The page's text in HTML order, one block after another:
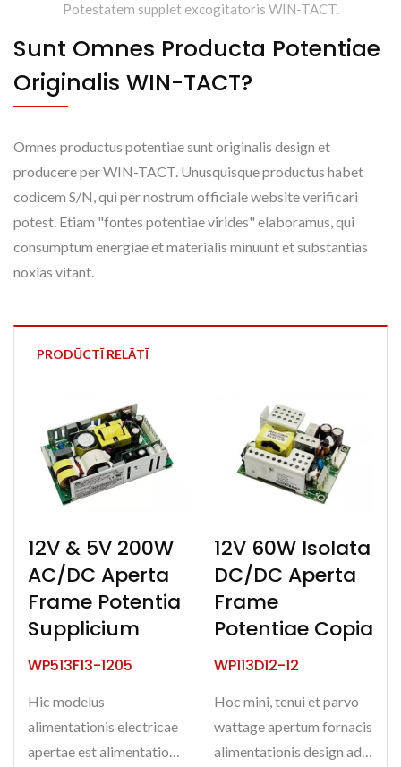
Potestatem supplet excogitatoris WIN-TACT.
Sunt Omnes Producta Potentiae
Originalis WIN-TACT?
Omnes productus potentiae sunt originalis design et
producere per WIN-TACT. Unusquisque productus habet
codicem S/N, qui per nostrum officiale website verificari
potest. Etiam "fontes potentiae virides" elaboramus, qui
consumptum energiae et materialis minuunt et substantias
noxias vitant.
PRODŪCTĪ RELĀTĪ
12V & 5V 200W
AC/DC Aperta
Frame Potentia
Supplicium
WP513F13-1205
Hic modelus
alimentationis electricae
apertae est alimentatio
12V 60W Isolata
DC/DC Aperta
Frame
Potentiae Copia
WP113D12-12
Hoc mini, tenui et parvo
wattage apertum fornacis
alimentationis design ad